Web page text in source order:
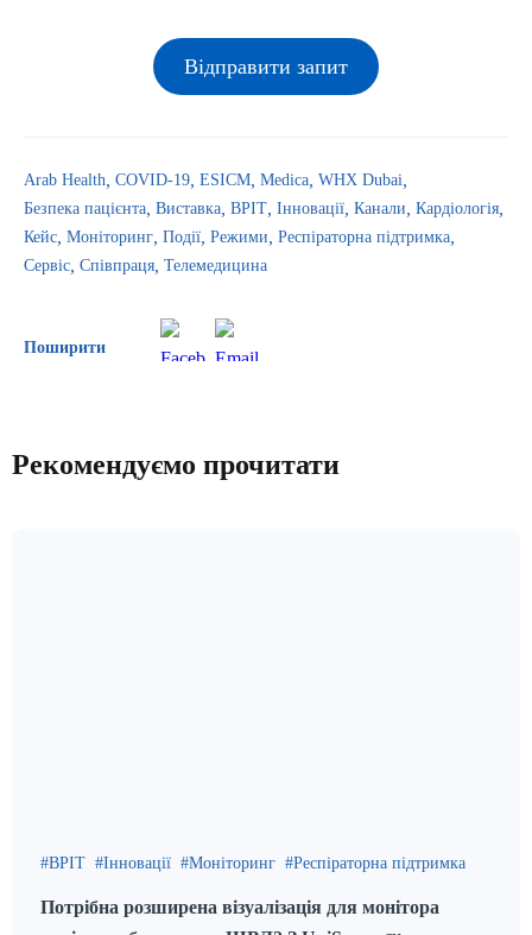
Відправити запит
Arab Health COVID-19 ESICM Medica WHX Dubai
Безпека пацієнта Виставка ВРІТ Інновації Канали Кардіологія
Кейс Моніторинг Події Режими Респіраторна підтримка
Сервіс Співпраця Телемедицина
Поширити
Рекомендуємо прочитати
ВРІТ Інновації Моніторинг Респіраторна підтримка
Потрібна розширена візуалізація для монітора